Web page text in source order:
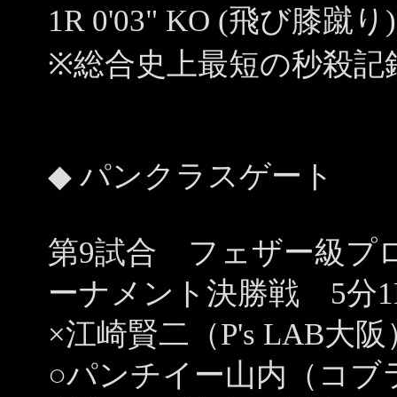
1R 0'03" KO (飛び膝蹴り)
※総合史上最短の秒殺記
◆ パンクラスゲート
第9試合 フェザー級プ
ーナメント決勝戦 5分
×江崎賢二（P's LAB大阪
○パンチイー山内（コブ